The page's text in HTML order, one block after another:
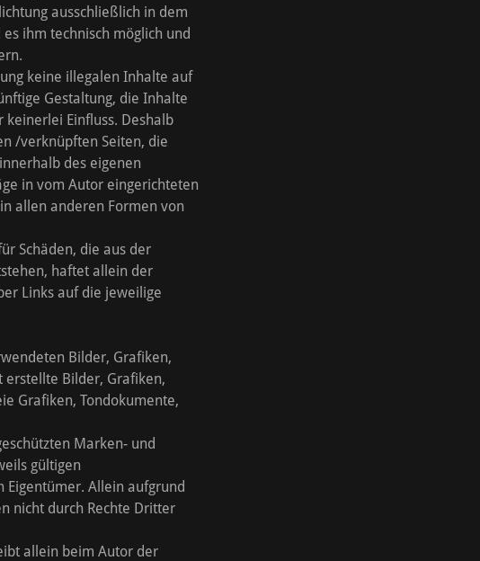
ausschließlich in dem
ihm technisch möglich und
keine illegalen Inhalte auf
Gestaltung, die Inhalte
Einfluss. Deshalb
/verknüpften Seiten, die
des eigenen
in vom Autor eingerichteten
allen anderen Formen von
Schäden, die aus der
haftet allein der
Links auf die jeweilige
Bilder, Grafiken,
erstellte Bilder, Grafiken,
Grafiken, Tondokumente,
Marken- und
gültigen
Eigentümer. Allein aufgrund
nicht durch Rechte Dritter
allein beim Autor der